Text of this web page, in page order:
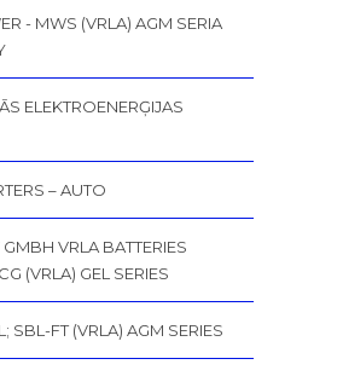
- MWS (VRLA) AGM SERIA
ELEKTROENERĢIJAS
– AUTO
VRLA BATTERIES
(VRLA) GEL SERIES
SBL-FT (VRLA) AGM SERIES